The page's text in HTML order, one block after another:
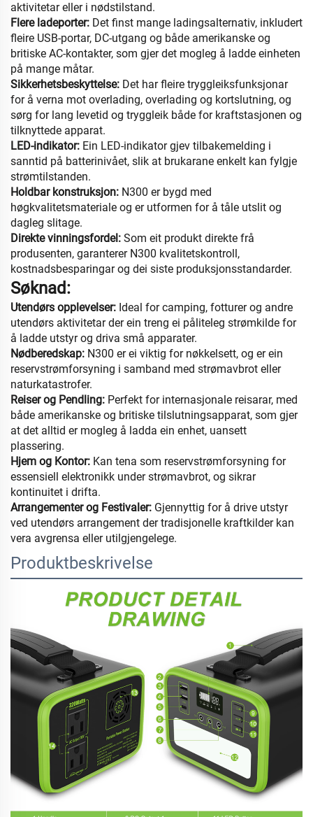
aktivitetar eller i nødstilstand.
Flere ladeporter: Det finst mange ladingsalternativ, inkludert
fleire USB-portar, DC-utgang og både amerikanske og
britiske AC-kontakter, som gjer det mogleg å ladde einheten
på mange måtar.
Sikkerhetsbeskyttelse: Det har fleire tryggleiksfunksjonar
for å verna mot overlading, overlading og kortslutning, og
sørg for lang levetid og tryggleik både for kraftstasjonen og
tilknyttede apparat.
LED-indikator: Ein LED-indikator gjev tilbakemelding i
sanntid på batterinivået, slik at brukarane enkelt kan fylgje
strømtilstanden.
Holdbar konstruksjon: N300 er bygd med
høgkvalitetsmateriale og er utformen for å tåle utslit og
dagleg slitage.
Direkte vinningsfordel: Som eit produkt direkte frå
produsenten, garanterer N300 kvalitetskontroll,
kostnadsbesparingar og dei siste produksjonsstandarder.
Søknad:
Utendørs opplevelser: Ideal for camping, fotturer og andre
utendørs aktivitetar der ein treng ei påliteleg strømkilde for
å ladde utstyr og driva små apparater.
Nødberedskap: N300 er ei viktig for nøkkelsett, og er ein
reservstrømforsyning i samband med strømavbrot eller
naturkatastrofer.
Reiser og Pendling: Perfekt for internasjonale reisarar, med
både amerikanske og britiske tilslutningsapparat, som gjer
at det alltid er mogleg å ladda ein enhet, uansett
plassering.
Hjem og Kontor: Kan tena som reservstrømforsyning for
essensiell elektronikk under strømavbrot, og sikrar
kontinuitet i drifta.
Arrangementer og Festivaler: Gjennyttig for å drive utstyr
ved utendørs arrangement der tradisjonelle kraftkilder kan
vera avgrensa eller utilgjengelege.
Produktbeskrivelse